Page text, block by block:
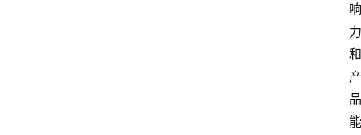
响
力
和
产
品
能